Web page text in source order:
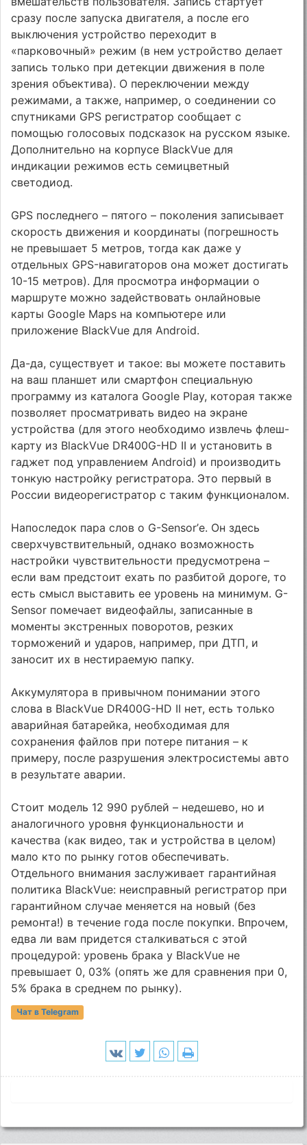
сразу после запуска двигателя, а после его
выключения устройство переходит в
«парковочный» режим (в нем устройство делает
запись только при детекции движения в поле
зрения объектива). О переключении между
режимами, а также, например, о соединении со
спутниками GPS регистратор сообщает с
помощью голосовых подсказок на русском языке.
Дополнительно на корпусе BlackVue для
индикации режимов есть семицветный
светодиод.
GPS последнего – пятого – поколения записывает
скорость движения и координаты (погрешность
не превышает 5 метров, тогда как даже у
отдельных GPS-навигаторов она может достигать
10-15 метров). Для просмотра информации о
маршруте можно задействовать онлайновые
карты Google Maps на компьютере или
приложение BlackVue для Android.
Да-да, существует и такое: вы можете поставить
на ваш планшет или смартфон специальную
программу из каталога Google Play, которая также
позволяет просматривать видео на экране
устройства (для этого необходимо извлечь флеш-
карту из BlackVue DR400G-HD II и установить в
гаджет под управлением Android) и производить
тонкую настройку регистратора. Это первый в
России видеорегистратор с таким функционалом.
Напоследок пара слов о G-Sensor’е. Он здесь
сверхчувствительный, однако возможность
настройки чувствительности предусмотрена –
если вам предстоит ехать по разбитой дороге, то
есть смысл выставить ее уровень на минимум. G-
Sensor помечает видеофайлы, записанные в
моменты экстренных поворотов, резких
торможений и ударов, например, при ДТП, и
заносит их в нестираемую папку.
Аккумулятора в привычном понимании этого
слова в BlackVue DR400G-HD II нет, есть только
аварийная батарейка, необходимая для
сохранения файлов при потере питания – к
примеру, после разрушения электросистемы авто
в результате аварии.
Стоит модель 12 990 рублей – недешево, но и
аналогичного уровня функциональности и
качества (как видео, так и устройства в целом)
мало кто по рынку готов обеспечивать.
Отдельного внимания заслуживает гарантийная
политика BlackVue: неисправный регистратор при
гарантийном случае меняется на новый (без
ремонта!) в течение года после покупки. Впрочем,
едва ли вам придется сталкиваться с этой
процедурой: уровень брака у BlackVue не
превышает 0, 03% (опять же для сравнения при 0,
5% брака в среднем по рынку).
Чат в Telegram